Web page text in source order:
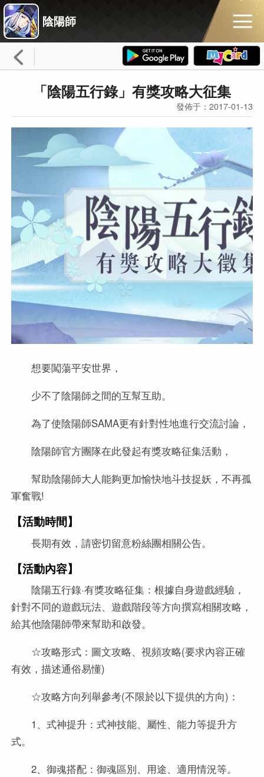
陰陽師
「陰陽五行錄」有獎攻略大征集
發佈于：2017-01-13
想要闖蕩平安世界，
少不了陰陽師之間的互幫互助。
為了使陰陽師SAMA更有針對性地進行交流討論，
陰陽師官方團隊在此發起有獎攻略征集活動，
幫助陰陽師大人能夠更加愉快地斗技捉妖，不再孤
軍奮戰!
【活動時間】
長期有效，請密切留意粉絲團相關公告。
【活動內容】
陰陽五行錄·有獎攻略征集：根據自身遊戲經驗，
針對不同的遊戲玩法、遊戲階段等方向撰寫相關攻略，
給其他陰陽師帶來幫助和啟發。
☆攻略形式：圖文攻略、視頻攻略(要求內容正確
有效，描述通俗易懂)
☆攻略方向列舉參考(不限於以下提供的方向)：
1、式神提升：式神技能、屬性、能力等提升方
式。
2、御魂搭配：御魂區別、用途、適用情況等。